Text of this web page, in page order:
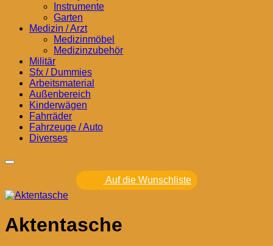
Instrumente
Garten
Medizin / Arzt
Medizinmöbel
Medizinzubehör
Militär
Sfx / Dummies
Arbeitsmaterial
Außenbereich
Kinderwägen
Fahrräder
Fahrzeuge / Auto
Diverses
Auf die Wunschliste
Aktentasche